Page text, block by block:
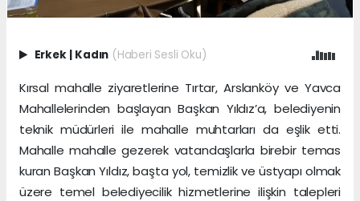
Erkek | Kadın (Haberi Sesli Oku)
Kırsal mahalle ziyaretlerine Tırtar, Arslanköy ve Yavca
Mahallelerinden başlayan Başkan Yıldız’a, belediyenin
teknik müdürleri ile mahalle muhtarları da eşlik etti.
Mahalle mahalle gezerek vatandaşlarla birebir temas
kuran Başkan Yıldız, başta yol, temizlik ve üstyapı olmak
üzere temel belediyecilik hizmetlerine ilişkin talepleri